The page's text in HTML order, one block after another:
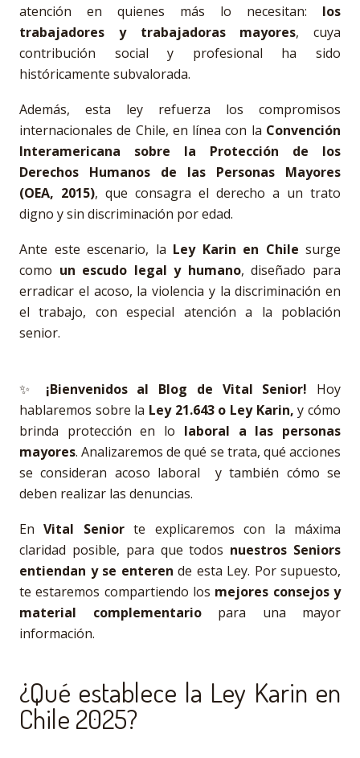
atención en quienes más lo necesitan: los
trabajadores y trabajadoras mayores, cuya
contribución social y profesional ha sido
históricamente subvalorada.
Además, esta ley refuerza los compromisos
internacionales de Chile, en línea con la Convención
Interamericana sobre la Protección de los
Derechos Humanos de las Personas Mayores
(OEA, 2015), que consagra el derecho a un trato
digno y sin discriminación por edad.
Ante este escenario, la Ley Karin en Chile surge
como un escudo legal y humano, diseñado para
erradicar el acoso, la violencia y la discriminación en
el trabajo, con especial atención a la población
senior.
✨ ¡Bienvenidos al Blog de Vital Senior! Hoy
hablaremos sobre la Ley 21.643 o Ley Karin,y cómo
brinda protección en lo laboral a las personas
mayores. Analizaremos de qué se trata, qué acciones
se consideran acoso laboral y también cómo se
deben realizar las denuncias.
EnVital Seniorte explicaremos con la máxima
claridad posible, para que todos nuestros Seniors
entiendan y se enteren de esta Ley. Por supuesto,
te estaremos compartiendo los mejores consejos y
material complementariopara una mayor
información.
¿Qué establece la Ley Karin en
Chile 2025?